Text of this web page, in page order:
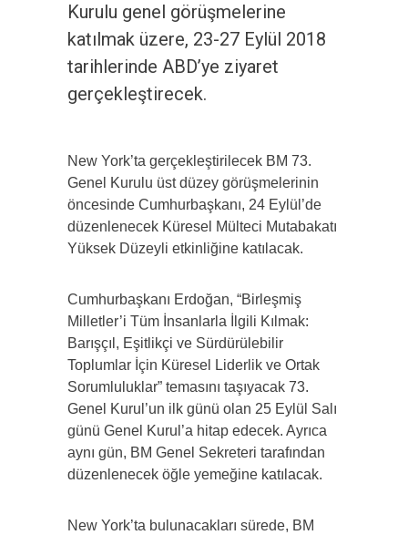
Kurulu genel görüşmelerine
katılmak üzere, 23-27 Eylül 2018
tarihlerinde ABD’ye ziyaret
gerçekleştirecek.
New York’ta gerçekleştirilecek BM 73.
Genel Kurulu üst düzey görüşmelerinin
öncesinde Cumhurbaşkanı, 24 Eylül’de
düzenlenecek Küresel Mülteci Mutabakatı
Yüksek Düzeyli etkinliğine katılacak.
Cumhurbaşkanı Erdoğan, “Birleşmiş
Milletler’i Tüm İnsanlarla İlgili Kılmak:
Barışçıl, Eşitlikçi ve Sürdürülebilir
Toplumlar İçin Küresel Liderlik ve Ortak
Sorumluluklar” temasını taşıyacak 73.
Genel Kurul’un ilk günü olan 25 Eylül Salı
günü Genel Kurul’a hitap edecek. Ayrıca
aynı gün, BM Genel Sekreteri tarafından
düzenlenecek öğle yemeğine katılacak.
New York’ta bulunacakları sürede, BM